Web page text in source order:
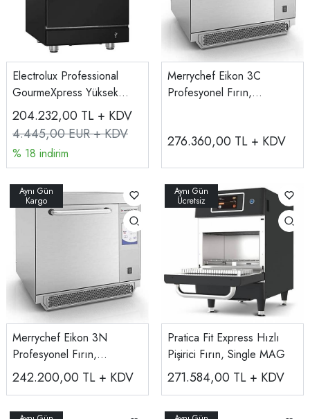
Electrolux Professional
GourmeXpress Yüksek
Hızlı Pişirme Fırını 603952
204.232,00 TL + KDV
4.445,00 EUR + KDV
% 18 indirim
Merrychef Eikon 3C
Profesyonel Fırın,
276.360,00 TL + KDV
Merrychef Eikon 3N
Profesyonel Fırın,
Katalizatörsüz
242.200,00 TL + KDV
Pratica Fit Express Hızlı
Pişirici Fırın, Single MAG
271.584,00 TL + KDV